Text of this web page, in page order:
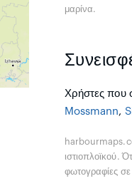
μαρίνα.
Χρήστες που
Mossmann,
ιστιοπλοϊκού.
φωτογραφίες σε